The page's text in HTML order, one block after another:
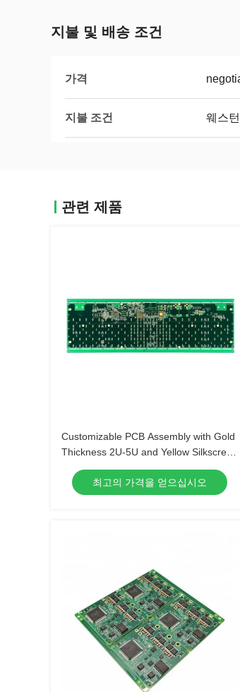
지불 및 배송 조건
가격
지불 조건 웨스
관련 제품
Customizable PCB Assembly with Gold
Thickness 2U-5U and Yellow Silkscreen
Color
최고의 가격을 얻으십시오